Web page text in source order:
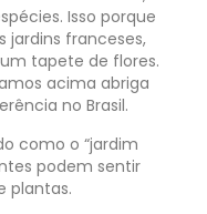
Isso porque
jardins franceses,
tapete de flores.
acima abriga
no Brasil.
como o “jardim
podem sentir
plantas.